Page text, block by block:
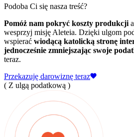
Podoba Ci się nasza treść?
Pomóż nam pokryć koszty produkcji
wesprzyj misję Aleteia. Dzięki ulgom
wspierać wiodącą katolicką stronę
jednocześnie zmniejszając swoje
teraz.
Przekazuję darowiznę teraz
( Z ulgą podatkową )